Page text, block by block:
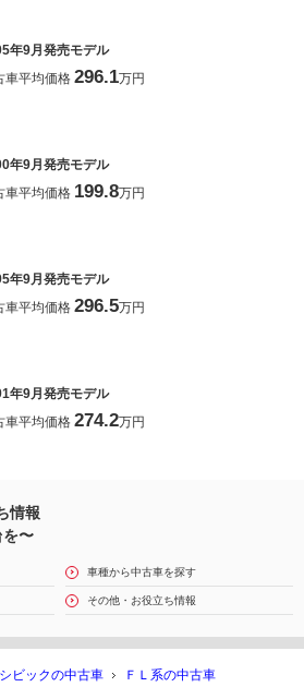
年9月発売モデル
車平均価格 296.1万円
年9月発売モデル
車平均価格 199.8万円
年9月発売モデル
車平均価格 296.5万円
年9月発売モデル
車平均価格 274.2万円
情報
を〜
車種から中古車を探す
その他・お役立ち情報
シビックの中古車
ＦＬ系の中古車